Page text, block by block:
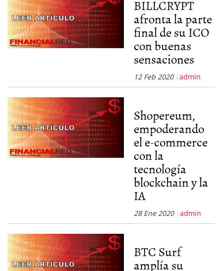
BILLCRYPT
afronta la parte
final de su ICO
con buenas
sensaciones
12 Feb 2020 admin
Shopereum,
empoderando
el e-commerce
con la
tecnología
blockchain y la
IA
28 Ene 2020 admin
BTC Surf
amplía su